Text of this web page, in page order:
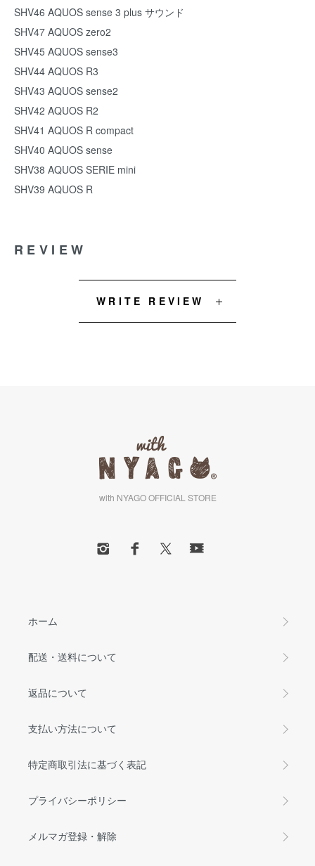
SHV46 AQUOS sense 3 plus サウンド
SHV47 AQUOS zero2
SHV45 AQUOS sense3
SHV44 AQUOS R3
SHV43 AQUOS sense2
SHV42 AQUOS R2
SHV41 AQUOS R compact
SHV40 AQUOS sense
SHV38 AQUOS SERIE mini
SHV39 AQUOS R
REVIEW
WRITE REVIEW
with NYAGO OFFICIAL STORE
ホーム
配送・送料について
返品について
支払い方法について
特定商取引法に基づく表記
プライバシーポリシー
メルマガ登録・解除